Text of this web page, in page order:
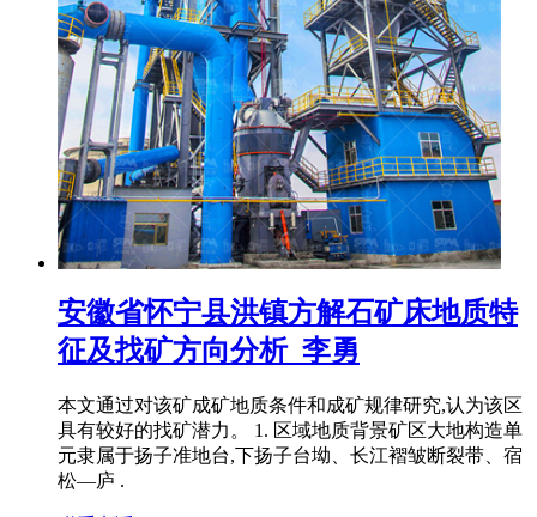
安徽省怀宁县洪镇方解石矿床地质特
征及找矿方向分析_李勇
本文通过对该矿成矿地质条件和成矿规律研究,认为该区
具有较好的找矿潜力。 1. 区域地质背景矿区大地构造单
元隶属于扬子准地台,下扬子台坳、长江褶皱断裂带、宿
松—庐 .